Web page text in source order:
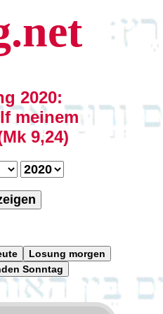
2020:
meinem
9,24)
Losung morgen
Sonntag